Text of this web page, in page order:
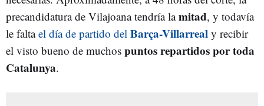
precandidatura de Vilajoana tendría lamitad, y todavía
le faltael día de partido del Barça-Villarreal y recibir
el visto bueno de muchos puntos repartidos por toda
Catalunya.